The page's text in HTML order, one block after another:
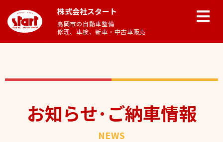
株式会社スタート
高岡市の自動車整備
修理、車検、新車・中古車販売
お知らせ･ご納車情報
NEWS